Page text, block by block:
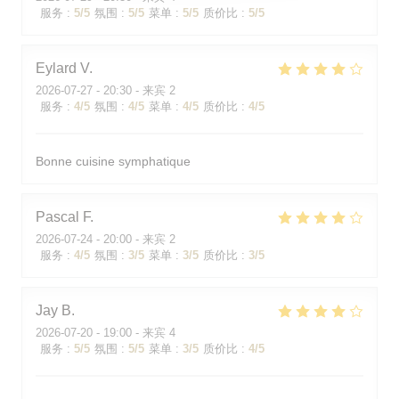
服务 : 5/5 氛围 : 5/5 菜单 : 5/5 质价比 : 5/5
Eylard V
2026-07-27 - 20:30 - 来宾 2
服务 : 4/5 氛围 : 4/5 菜单 : 4/5 质价比 : 4/5
Bonne cuisine symphatique
Pascal F
2026-07-24 - 20:00 - 来宾 2
服务 : 4/5 氛围 : 3/5 菜单 : 3/5 质价比 : 3/5
Jay B
2026-07-20 - 19:00 - 来宾 4
服务 : 5/5 氛围 : 5/5 菜单 : 3/5 质价比 : 4/5